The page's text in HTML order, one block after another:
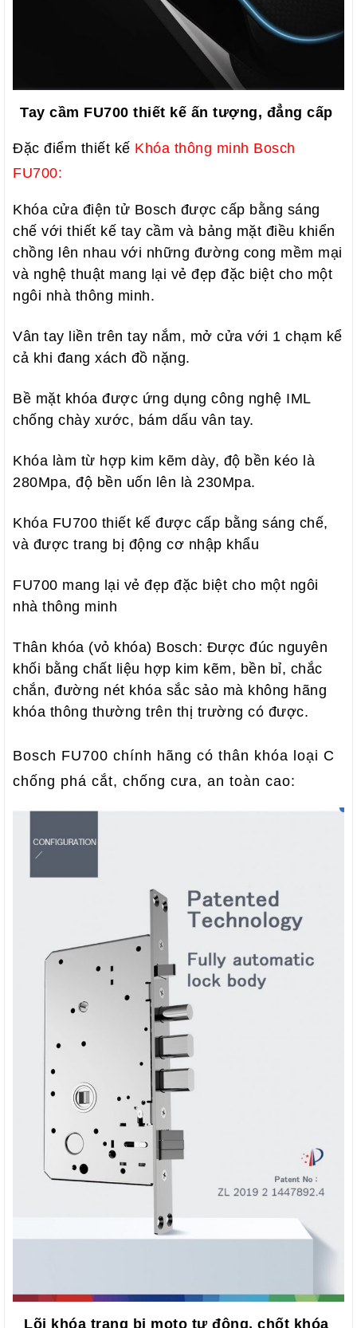
Tay cầm FU700 thiết kế ấn tượng, đẳng cấp
Đặc điểm thiết kế Khóa thông minh Bosch
FU700:
Khóa cửa điện tử Bosch được cấp bằng sáng
chế với thiết kế tay cầm và bảng mặt điều khiển
chồng lên nhau với những đường cong mềm mại
và nghệ thuật mang lại vẻ đẹp đặc biệt cho một
ngôi nhà thông minh.
Vân tay liền trên tay nắm, mở cửa với 1 chạm kể
cả khi đang xách đồ nặng.
Bề mặt khóa được ứng dụng công nghệ IML
chống chày xước, bám dấu vân tay.
Khóa làm từ hợp kim kẽm dày, độ bền kéo là
280Mpa, độ bền uốn lên là 230Mpa.
Khóa FU700 thiết kế được cấp bằng sáng chế,
và được trang bị động cơ nhập khẩu
FU700 mang lại vẻ đẹp đặc biệt cho một ngôi
nhà thông minh
Thân khóa (vỏ khóa) Bosch: Được đúc nguyên
khối bằng chất liệu hợp kim kẽm, bền bỉ, chắc
chắn, đường nét khóa sắc sảo mà không hãng
khóa thông thường trên thị trường có được.
Bosch FU700 chính hãng có thân khóa loại C
chống phá cắt, chống cưa, an toàn cao:
Lõi khóa trang bị moto tự động, chốt khóa